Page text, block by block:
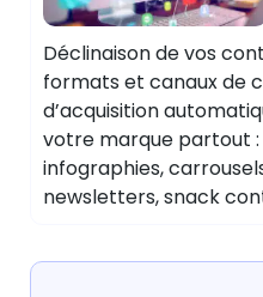
Déclinaison de vos
formats et canaux de
d’acquisition
votre marque partout :
infographies,
newsletters, snack